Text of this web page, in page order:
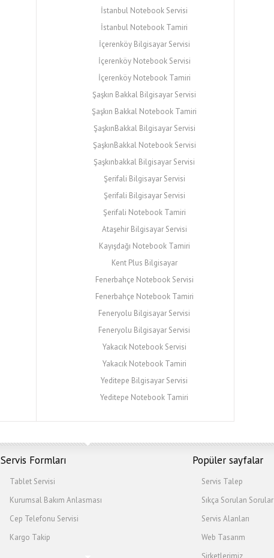
İstanbul Notebook Servisi
İstanbul Notebook Tamiri
İçerenköy Bilgisayar Servisi
İçerenköy Notebook Servisi
İçerenköy Notebook Tamiri
Şaşkın Bakkal Bilgisayar Servisi
Şaşkın Bakkal Notebook Tamiri
ŞaşkınBakkal Bilgisayar Servisi
ŞaşkınBakkal Notebook Servisi
Şaşkınbakkal Bilgisayar Servisi
Şerifali Bilgisayar Servisi
Şerifali Bilgisayar Servisi
Şerifali Notebook Tamiri
Ataşehir Bilgisayar Servisi
Kayışdağı Notebook Tamiri
Kent Plus Bilgisayar
Fenerbahçe Notebook Servisi
Fenerbahçe Notebook Tamiri
Feneryolu Bilgisayar Servisi
Feneryolu Bilgisayar Servisi
Yakacık Notebook Servisi
Yakacık Notebook Tamiri
Yeditepe Bilgisayar Servisi
Yeditepe Notebook Tamiri
Servis Formları
Tablet Servisi
Kurumsal Bakım Anlasması
Cep Telefonu Servisi
Kargo Takip
Popüler sayfalar
Servis Talep
Sıkça Sorulan Sorular
Servis Alanları
Web Tasarım
Şirketlerimiz